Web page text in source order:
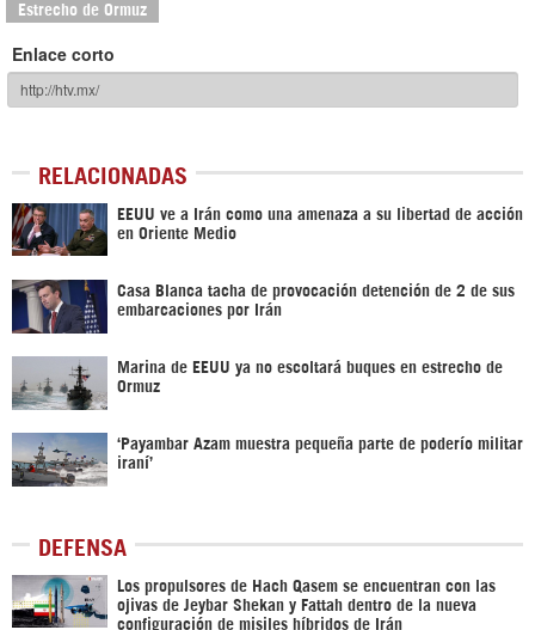
Estrecho de Ormuz
Enlace corto
RELACIONADAS
EEUU ve a Irán como una amenaza a su libertad de acción
en Oriente Medio
Casa Blanca tacha de provocación detención de 2 de sus
embarcaciones por Irán
Marina de EEUU ya no escoltará buques en estrecho de
Ormuz
‘Payambar Azam muestra pequeña parte de poderío militar
iraní’
DEFENSA
Los propulsores de Hach Qasem se encuentran con las
ojivas de Jeybar Shekan y Fattah dentro de la nueva
configuración de misiles híbridos de Irán